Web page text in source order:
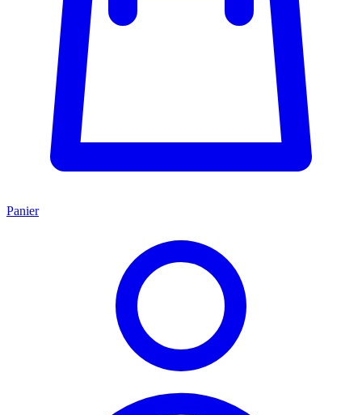
Panier